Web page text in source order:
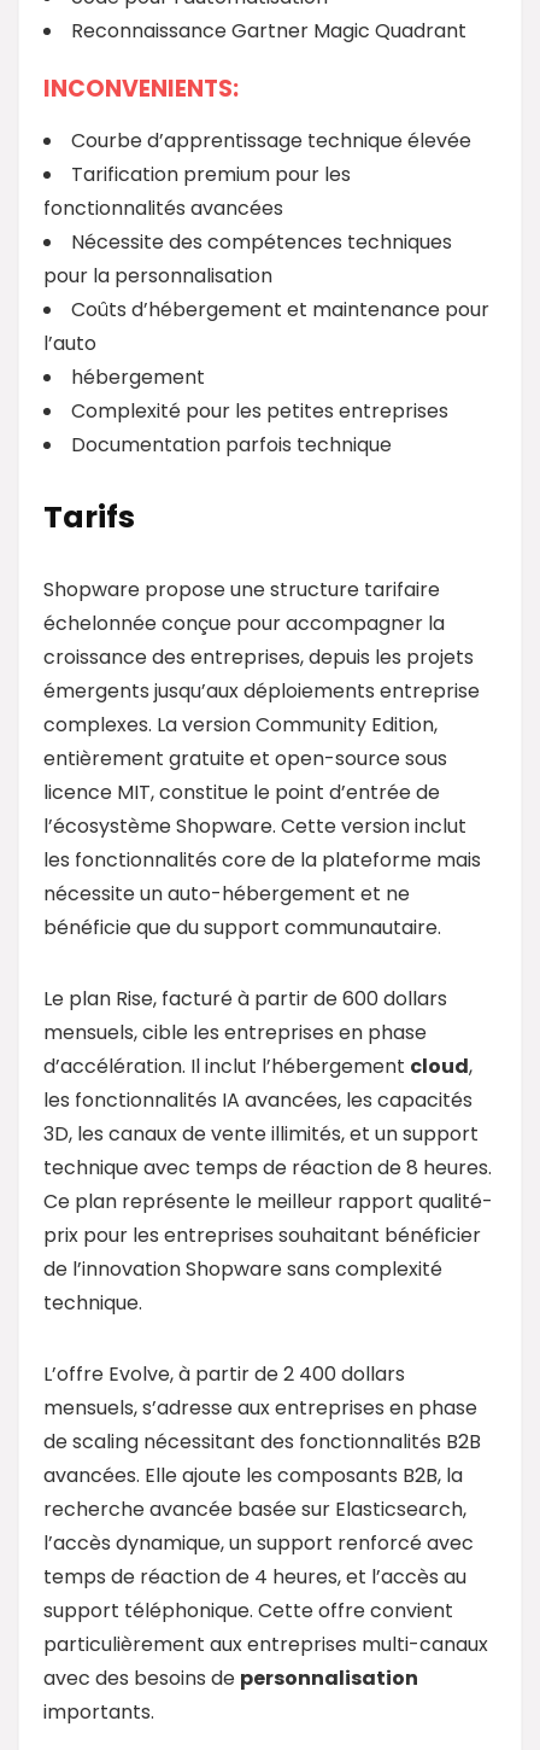
Reconnaissance Gartner Magic Quadrant
INCONVENIENTS:
Courbe d’apprentissage technique élevée
Tarification premium pour les
fonctionnalités avancées
Nécessite des compétences techniques
pour la personnalisation
Coûts d’hébergement et maintenance pour
l’auto
hébergement
Complexité pour les petites entreprises
Documentation parfois technique
Tarifs
Shopware propose une structure tarifaire
échelonnée conçue pour accompagner la
croissance des entreprises, depuis les projets
émergents jusqu’aux déploiements entreprise
complexes. La version Community Edition,
entièrement gratuite et open-source sous
licence MIT, constitue le point d’entrée de
l’écosystème Shopware. Cette version inclut
les fonctionnalités core de la plateforme mais
nécessite un auto-hébergement et ne
bénéficie que du support communautaire.
Le plan Rise, facturé à partir de 600 dollars
mensuels, cible les entreprises en phase
d’accélération. Il inclut l’hébergement cloud,
les fonctionnalités IA avancées, les capacités
3D, les canaux de vente illimités, et un support
technique avec temps de réaction de 8 heures.
Ce plan représente le meilleur rapport qualité-
prix pour les entreprises souhaitant bénéficier
de l’innovation Shopware sans complexité
technique.
L’offre Evolve, à partir de 2 400 dollars
mensuels, s’adresse aux entreprises en phase
de scaling nécessitant des fonctionnalités B2B
avancées. Elle ajoute les composants B2B, la
recherche avancée basée sur Elasticsearch,
l’accès dynamique, un support renforcé avec
temps de réaction de 4 heures, et l’accès au
support téléphonique. Cette offre convient
particulièrement aux entreprises multi-canaux
avec des besoins de personnalisation
importants.